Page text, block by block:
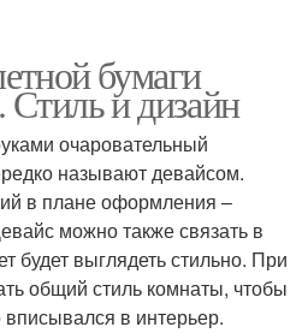
бумаги
и дизайн
очаровательный
называют девайсом.
в плане оформления –
можно также связать в
будет выглядеть стильно. При
общий стиль комнаты, чтобы
в интерьер.